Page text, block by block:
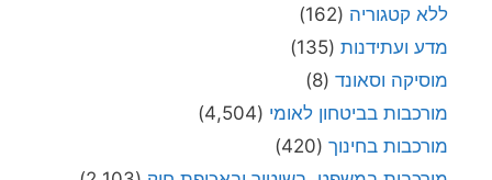
ללא קטגוריה (162)
מדע ועתידנות (135)
מוסיקה וסאונד (8)
מורכבות בביטחון לאומי (4,504)
מורכבות בחינוך (420)